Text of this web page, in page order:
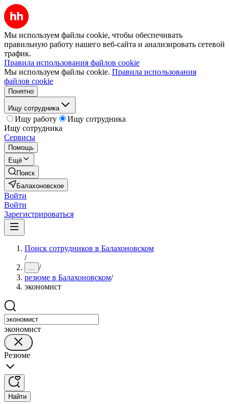
Мы используем файлы cookie, чтобы обеспечивать
правильную работу нашего веб-сайта и анализировать сетевой
трафик.
Правила использования файлов cookie
Мы используем файлы cookie. Правила использования
файлов cookie
Понятно
Ищу сотрудника
Ищу работу
Ищу сотрудника
Ищу сотрудника
Сервисы
Помощь
Ещё
Поиск
Балахоновское
Войти
Войти
Зарегистрироваться
Поиск сотрудников в Балахоновском
/
... /
резюме в Балахоновском/
экономист
экономист
Резюме
Найти